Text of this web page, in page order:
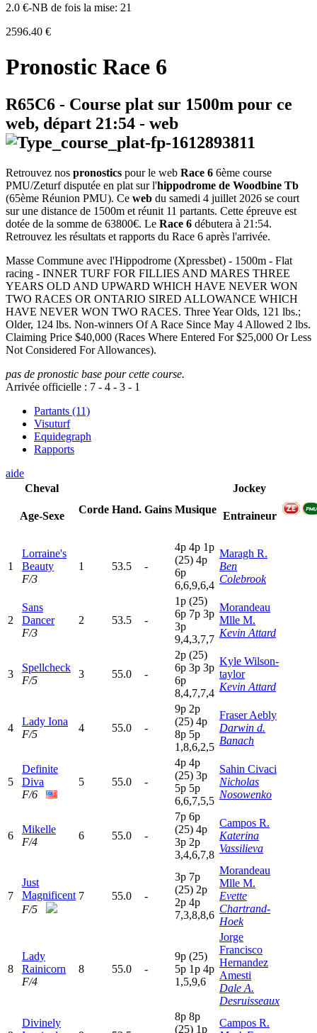
2.0 €-NB de fois la mise: 21
2596.40 €
Pronostic Race 6
R65C6 - Course plat sur 1500m pour ce
web, départ 21:54 - web
Retrouvez nos pronostics pour le web Race 6 6ème course
PMU/Zeturf disputée en plat sur l'hippodrome de Woodbine Tb
(65ème Réunion PMU). Ce web du samedi 4 juillet 2026 se court
sur une distance de 1500m et réunit 11 partants. Cette épreuve est
dotée de la somme de 63800€. Le Race 6 débutera à 21:54.
Retrouvez les résultats et rapports du Race 6 après l'arrivée.
Masse Commune avec l'Hippodrome (Xpressbet) - 1500m - Flat
racing - INNER TURF FOR FILLIES AND MARES THREE
YEARS OLD AND UPWARD WHICH HAVE NEVER WON
TWO RACES OR ONTARIO SIRED ALLOWANCE WHICH
HAVE NEVER WON TWO RACES. Three Year Olds, 121 lbs.;
Older, 124 lbs. Non-winners Of A Race Since May 4 Allowed 2 lbs.
Claiming Price $40,000 (Races Where Entered For $25,000 Or Less
Not Considered For Allowances).
pas de pronostic base pour cette course.
Arrivée officielle : 7 - 4 - 3 - 1
Partants (11)
Visuturf
Equidegraph
Rapports
aide
Cheval
Age-Sexe
Corde Hand. Gains Musique
Jockey
Entraineur
1
Lorraine's
Beauty
F/3
1 53.5 -
4p 4p 1p
(25) 4p
6p
6,6,9,6,4
Maragh R.
Ben
Colebrook
2
Sans
Dancer
F/3
2 53.5 -
1p (25)
6p 7p 3p
3p
9,4,3,7,7
Morandeau
Mlle M.
Kevin Attard
3
Spellcheck
F/5
3 55.0 -
2p (25)
6p 3p 3p
6p
8,4,7,7,4
Kyle Wilson-
taylor
Kevin Attard
4
Lady Iona
F/5
4 55.0 -
9p 2p
(25) 4p
8p 5p
1,8,6,2,5
Fraser Aebly
Darwin d.
Banach
5
Definite
Diva
F/6
5 55.0 -
4p 4p
(25) 3p
5p 5p
6,6,7,5,5
Sahin Civaci
Nicholas
Nosowenko
6
Mikelle
F/4
6 55.0 -
7p 6p
(25) 4p
3p 2p
3,4,6,7,8
Campos R.
Katerina
Vassilieva
7
Just
Magnificent
F/5
7 55.0 -
3p 7p
(25) 2p
2p 4p
7,3,8,8,6
Morandeau
Mlle M.
Evette
Chartrand-
Hoek
8
Lady
Rainicorn
F/4
8 55.0 -
9p (25)
5p 1p 4p
1,5,9,6
Jorge
Francisco
Hernandez
Amesti
Dale A.
Desruisseaux
Divinely
8p 8p
(25) 1p
Campos R.